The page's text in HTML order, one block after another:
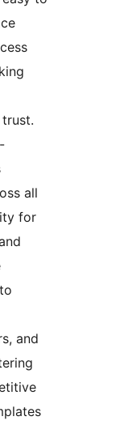
all
for
and